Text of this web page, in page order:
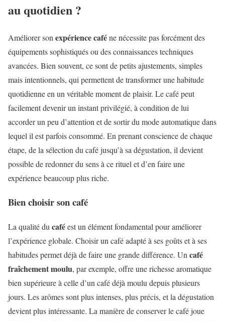
au quotidien ?
Améliorer son expérience caféne nécessite pas forcément des
équipements sophistiqués ou des connaissances techniques
avancées. Bien souvent, ce sont de petits ajustements, simples
mais intentionnels, qui permettent de transformer une habitude
quotidienne en un véritable moment de plaisir. Le café peut
facilement devenir un instant privilégié, à condition de lui
accorder un peu d’attention et de sortir du mode automatique dans
lequel il est parfois consommé. En prenant conscience de chaque
étape, de la sélection du café jusqu’à sa dégustation, il devient
possible de redonner du sens à ce rituel et d’en faire une
expérience beaucoup plus riche.
Bien choisir son café
La qualité du caféest un élément fondamental pour améliorer
l’expérience globale. Choisir un café adapté à ses goûts et à ses
habitudes permet déjà de faire une grande différence. Un café
fraîchement moulu, par exemple, offre une richesse aromatique
bien supérieure à celle d’un café déjà moulu depuis plusieurs
jours. Les arômes sont plus intenses, plus précis, et la dégustation
devient plus intéressante. La manière de conserver le café joue